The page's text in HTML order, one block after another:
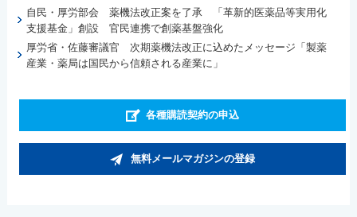
自民・厚労部会 薬機法改正案を了承 「革新的医薬品等実用化
支援基金」創設 官民連携で創薬基盤強化
厚労省・佐藤審議官 次期薬機法改正に込めたメッセージ「製薬
産業・薬局は国民から信頼される産業に」
各種購読契約の申込
無料メールマガジンの登録